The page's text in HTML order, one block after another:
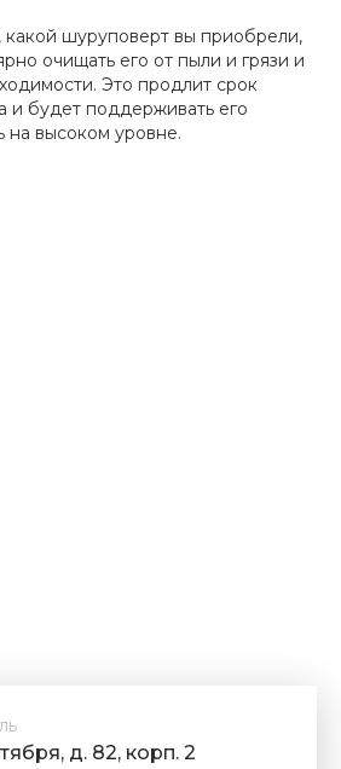
какой шуруповерт вы приобрели,
очищать его от пыли и грязи и
Это продлит срок
и будет поддерживать его
на высоком уровне.
д. 82, корп. 2